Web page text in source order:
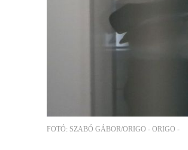
FOTÓ: SZABÓ GÁBOR/ORIGO - ORIGO -